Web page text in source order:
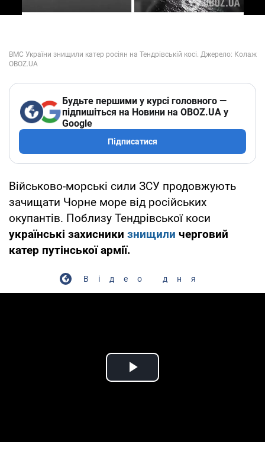
Будьте першими у курсі головного —
підпишіться на Новини на OBOZ.UA у
Google
Підписатися
Військово-морські сили ЗСУ продовжують
зачищати Чорне море від російських
окупантів. Поблизу Тендрівської коси
українські захисники знищили черговий
катер путінської армії.
Відео дня
Play Video